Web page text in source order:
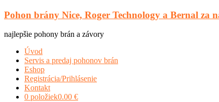
Prejsť
obsah
Pohon brány Nice, Roger Technology a Bernal za
najlepšie pohony brán a závory
Menu
Úvod
Servis a predaj pohonov brán
Eshop
Registrácia/Prihlásenie
Kontakt
0 položiek0.00 €